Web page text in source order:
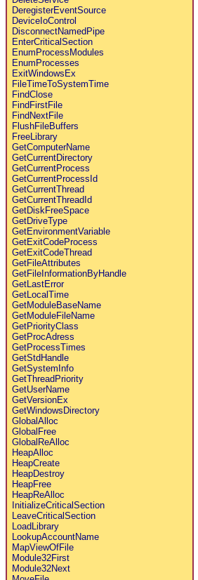
DeregisterEventSource
DeviceIoControl
DisconnectNamedPipe
EnterCriticalSection
EnumProcessModules
EnumProcesses
ExitWindowsEx
FileTimeToSystemTime
FindClose
FindFirstFile
FindNextFile
FlushFileBuffers
FreeLibrary
GetComputerName
GetCurrentDirectory
GetCurrentProcess
GetCurrentProcessId
GetCurrentThread
GetCurrentThreadId
GetDiskFreeSpace
GetDriveType
GetEnvironmentVariable
GetExitCodeProcess
GetExitCodeThread
GetFileAttributes
GetFileInformationByHandle
GetLastError
GetLocalTime
GetModuleBaseName
GetModuleFileName
GetPriorityClass
GetProcAdress
GetProcessTimes
GetStdHandle
GetSystemInfo
GetThreadPriority
GetUserName
GetVersionEx
GetWindowsDirectory
GlobalAlloc
GlobalFree
GlobalReAlloc
HeapAlloc
HeapCreate
HeapDestroy
HeapFree
HeapReAlloc
InitializeCriticalSection
LeaveCriticalSection
LoadLibrary
LookupAccountName
MapViewOfFile
Module32First
Module32Next